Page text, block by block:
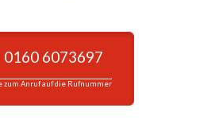
0160 6073697
zum Anruf auf die Rufnummer